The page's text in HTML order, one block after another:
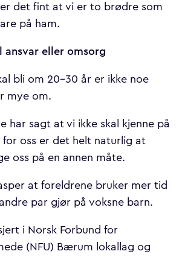
det fint at vi er to brødre som
på ham.
eller omsorg
bli om 20-30 år er ikke noe
mye om.
har sagt at vi ikke skal kjenne på
for oss er det helt naturlig at
oss på en annen måte.
at foreldrene bruker mer tid
par gjør på voksne barn.
i Norsk Forbund for
(NFU) Bærum lokallag og